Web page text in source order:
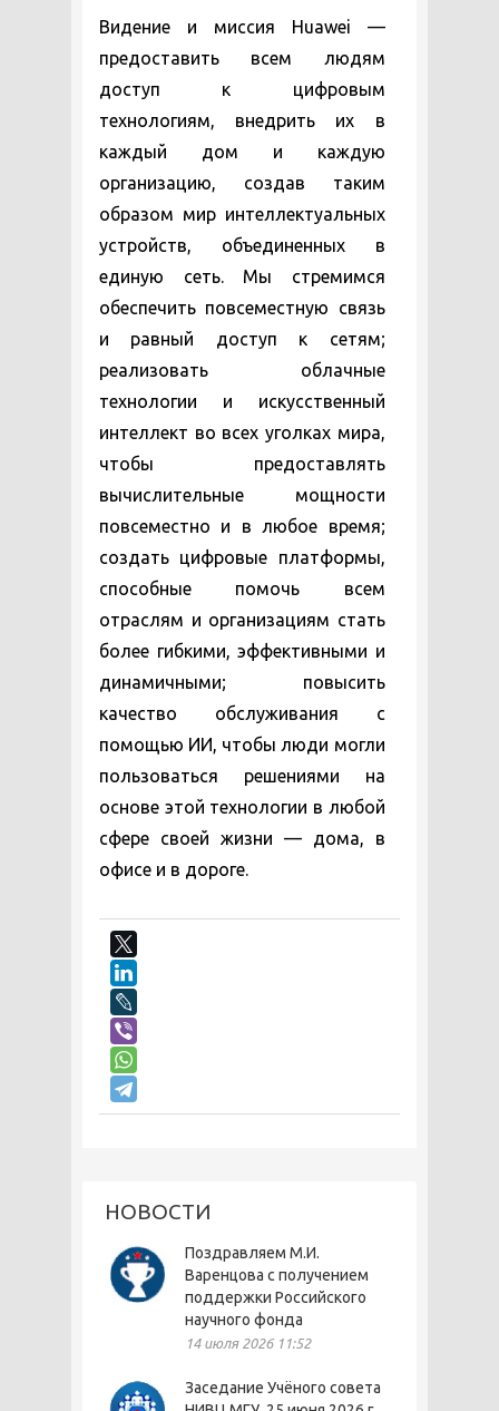
Видение и миссия Huawei —
предоставить всем людям
доступ к цифровым
технологиям, внедрить их в
каждый дом и каждую
организацию, создав таким
образом мир интеллектуальных
устройств, объединенных в
единую сеть. Мы стремимся
обеспечить повсеместную связь
и равный доступ к сетям;
реализовать облачные
технологии и искусственный
интеллект во всех уголках мира,
чтобы предоставлять
вычислительные мощности
повсеместно и в любое время;
создать цифровые платформы,
способные помочь всем
отраслям и организациям стать
более гибкими, эффективными и
динамичными; повысить
качество обслуживания с
помощью ИИ, чтобы люди могли
пользоваться решениями на
основе этой технологии в любой
сфере своей жизни — дома, в
офисе и в дороге.
НОВОСТИ
Поздравляем М.И.
Варенцова с получением
поддержки Российского
научного фонда
14 июля 2026 11:52
Заседание Учёного совета